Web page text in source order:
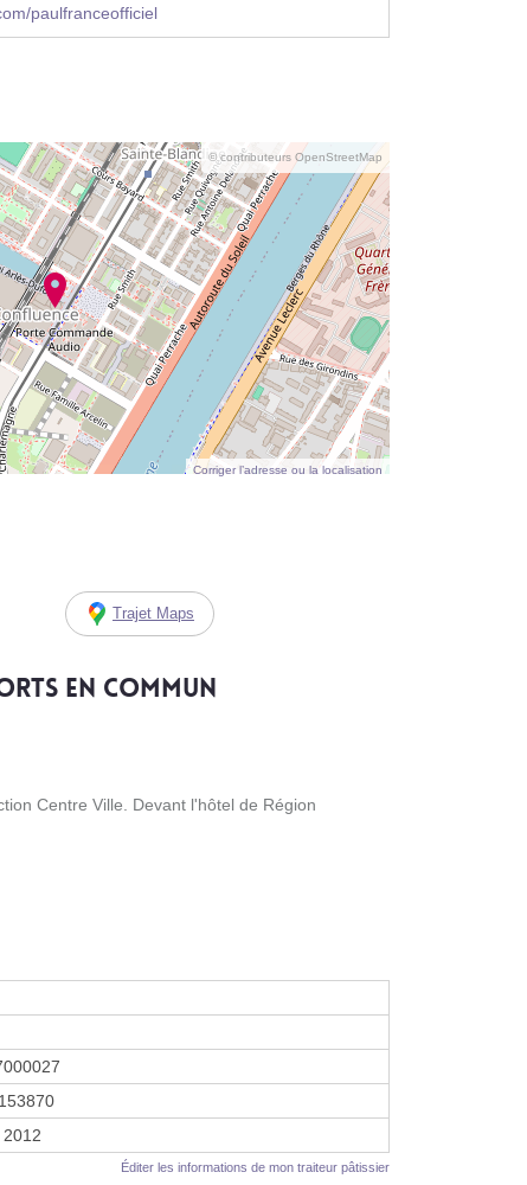
paulfranceofficiel
© contributeurs OpenStreetMap
Corriger l’adresse ou la localisation
Trajet Maps
en commun
Centre Ville. Devant l'hôtel de Région
Éditer les informations de mon traiteur pâtissier